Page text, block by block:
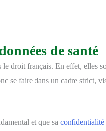
de santé
droit français. En effet, elles
se faire dans un cadre strict,
et que sa confidentialité